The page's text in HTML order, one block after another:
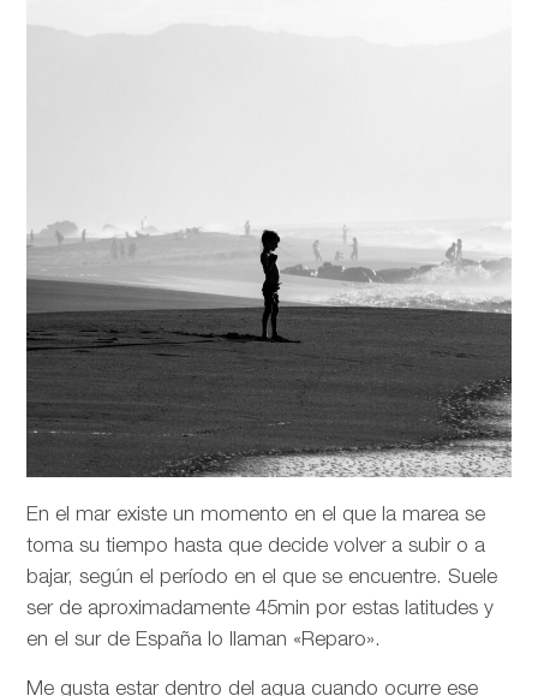
En el mar existe un momento en el que la marea se
toma su tiempo hasta que decide volver a subir o a
bajar, según el período en el que se encuentre. Suele
ser de aproximadamente 45min por estas latitudes y
en el sur de España lo llaman «Reparo».
Me gusta estar dentro del agua cuando ocurre ese